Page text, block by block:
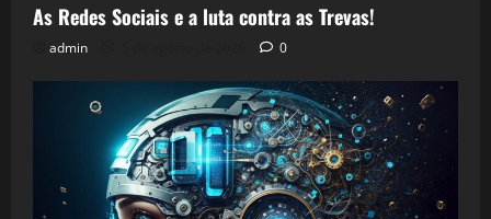
As Redes Sociais e a luta contra as Trevas!
admin 0